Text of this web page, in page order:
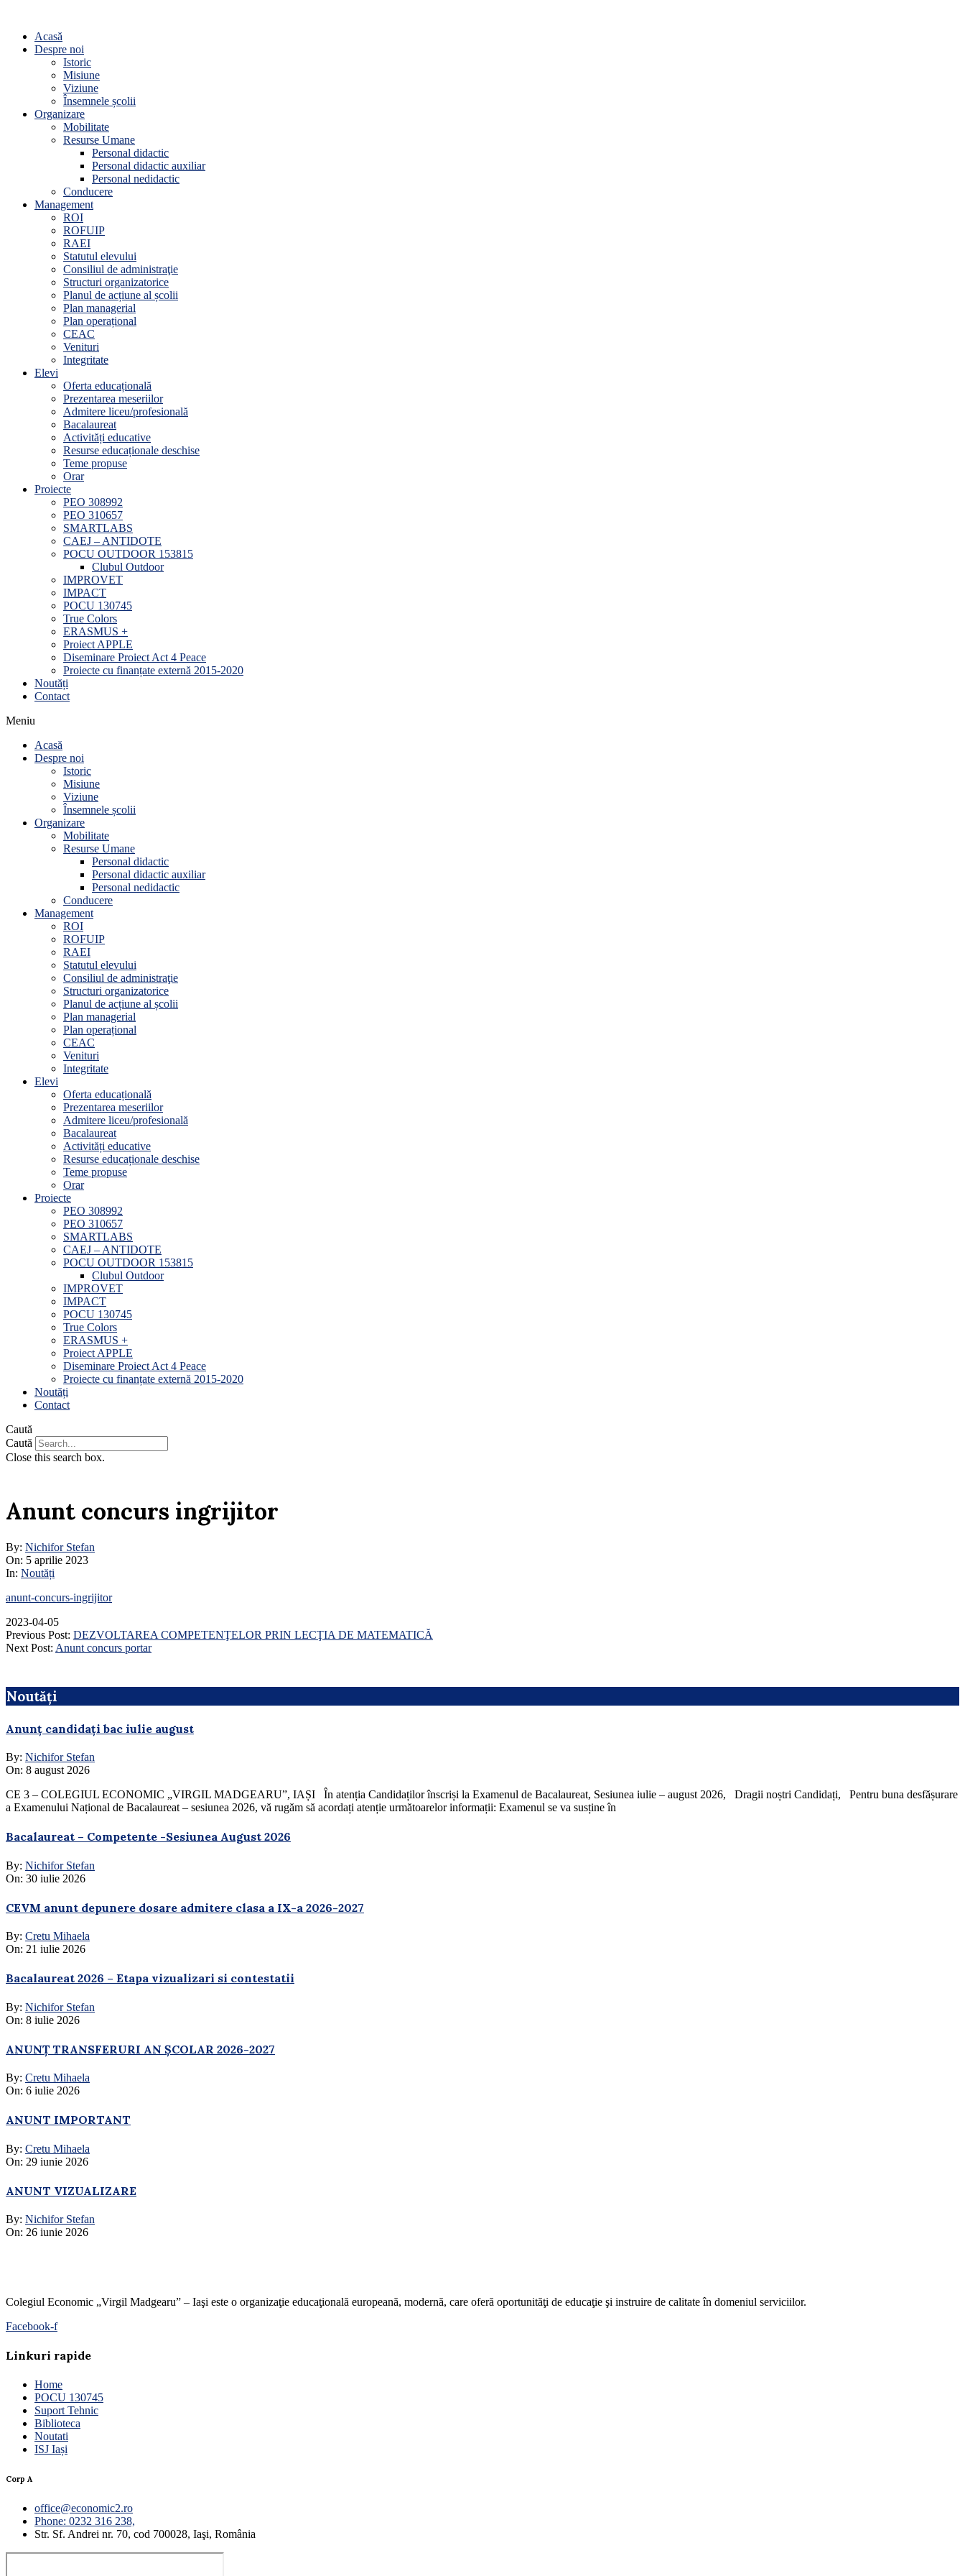
Acasă
Despre noi
Istoric
Misiune
Viziune
Însemnele școlii
Organizare
Mobilitate
Resurse Umane
Personal didactic
Personal didactic auxiliar
Personal nedidactic
Conducere
Management
ROI
ROFUIP
RAEI
Statutul elevului
Consiliul de administraţie
Structuri organizatorice
Planul de acțiune al școlii
Plan managerial
Plan operațional
CEAC
Venituri
Integritate
Elevi
Oferta educațională
Prezentarea meseriilor
Admitere liceu/profesională
Bacalaureat
Activități educative
Resurse educaționale deschise
Teme propuse
Orar
Proiecte
PEO 308992
PEO 310657
SMARTLABS
CAEJ – ANTIDOTE
POCU OUTDOOR 153815
Clubul Outdoor
IMPROVET
IMPACT
POCU 130745
True Colors
ERASMUS +
Proiect APPLE
Diseminare Proiect Act 4 Peace
Proiecte cu finanțate externă 2015-2020
Noutăți
Contact
Meniu
Acasă
Despre noi
Istoric
Misiune
Viziune
Însemnele școlii
Organizare
Mobilitate
Resurse Umane
Personal didactic
Personal didactic auxiliar
Personal nedidactic
Conducere
Management
ROI
ROFUIP
RAEI
Statutul elevului
Consiliul de administraţie
Structuri organizatorice
Planul de acțiune al școlii
Plan managerial
Plan operațional
CEAC
Venituri
Integritate
Elevi
Oferta educațională
Prezentarea meseriilor
Admitere liceu/profesională
Bacalaureat
Activități educative
Resurse educaționale deschise
Teme propuse
Orar
Proiecte
PEO 308992
PEO 310657
SMARTLABS
CAEJ – ANTIDOTE
POCU OUTDOOR 153815
Clubul Outdoor
IMPROVET
IMPACT
POCU 130745
True Colors
ERASMUS +
Proiect APPLE
Diseminare Proiect Act 4 Peace
Proiecte cu finanțate externă 2015-2020
Noutăți
Contact
Caută
Caută
Close this search box.
Anunt concurs ingrijitor
By: Nichifor Stefan
On: 5 aprilie 2023
In: Noutăți
anunt-concurs-ingrijitor
2023-04-05
Previous Post: DEZVOLTAREA COMPETENŢELOR PRIN LECŢIA DE MATEMATICĂ
Next Post: Anunt concurs portar
Noutăți
Anunț candidați bac iulie august
By: Nichifor Stefan
On: 8 august 2026
CE 3 – COLEGIUL ECONOMIC „VIRGIL MADGEARU”, IAȘI În atenția Candidaților înscriși la Examenul de Bacalaureat, Sesiunea iulie – august 2026, Dragii noștri Candidați, Pentru buna desfășurare
a Examenului Național de Bacalaureat – sesiunea 2026, vă rugăm să acordați atenție următoarelor informații: Examenul se va susține în
Bacalaureat – Competente -Sesiunea August 2026
By: Nichifor Stefan
On: 30 iulie 2026
CEVM anunt depunere dosare admitere clasa a IX-a 2026-2027
By: Cretu Mihaela
On: 21 iulie 2026
Bacalaureat 2026 – Etapa vizualizari si contestatii
By: Nichifor Stefan
On: 8 iulie 2026
ANUNȚ TRANSFERURI AN ȘCOLAR 2026-2027
By: Cretu Mihaela
On: 6 iulie 2026
ANUNT IMPORTANT
By: Cretu Mihaela
On: 29 iunie 2026
ANUNT VIZUALIZARE
By: Nichifor Stefan
On: 26 iunie 2026
Colegiul Economic „Virgil Madgearu” – Iaşi este o organizaţie educaţională europeană, modernă, care oferă oportunităţi de educaţie şi instruire de calitate în domeniul serviciilor.
Facebook-f
Linkuri rapide
Home
POCU 130745
Suport Tehnic
Biblioteca
Noutati
ISJ Iași
Corp A
office@economic2.ro
Phone: 0232 316 238,
Str. Sf. Andrei nr. 70, cod 700028, Iaşi, România